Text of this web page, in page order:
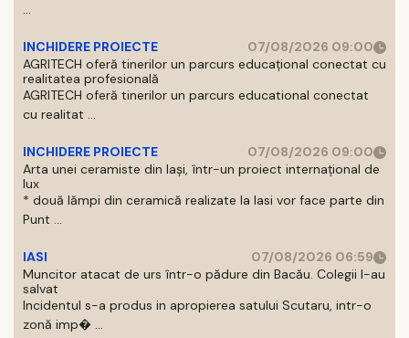
...
INCHIDERE PROIECTE
07/08/2026 09:00
AGRITECH oferă tinerilor un parcurs educațional conectat cu
realitatea profesională
AGRITECH oferă tinerilor un parcurs educational conectat
cu realitat ...
INCHIDERE PROIECTE
07/08/2026 09:00
Arta unei ceramiste din Iași, într-un proiect internațional de
lux
* două lămpi din ceramică realizate la Iasi vor face parte din
Punt ...
IASI
07/08/2026 06:59
Muncitor atacat de urs într-o pădure din Bacău. Colegii l-au
salvat
Incidentul s-a produs in apropierea satului Scutaru, intr-o
zonă imp� ...